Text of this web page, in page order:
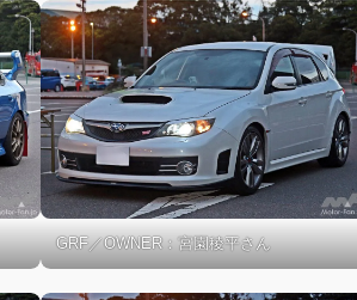
GRF／OWNER：宮園稜平さん